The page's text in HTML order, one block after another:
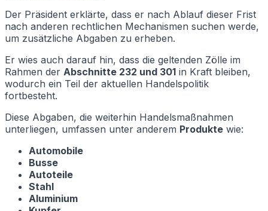
Der Präsident erklärte, dass er nach Ablauf dieser Frist
nach anderen rechtlichen Mechanismen suchen werde,
um zusätzliche Abgaben zu erheben.
Er wies auch darauf hin, dass die geltenden Zölle im
Rahmen der Abschnitte 232 und 301 in Kraft bleiben,
wodurch ein Teil der aktuellen Handelspolitik
fortbesteht.
Diese Abgaben, die weiterhin Handelsmaßnahmen
unterliegen, umfassen unter anderem Produkte wie:
Automobile
Busse
Autoteile
Stahl
Aluminium